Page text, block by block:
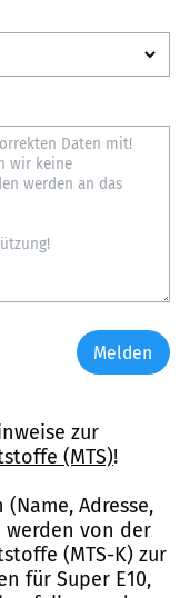
Melden
zur
(MTS)!
Adresse,
werden von der
(MTS-K) zur
für Super E10,